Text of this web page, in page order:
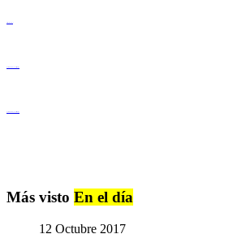
Más visto En el día
12 Octubre 2017